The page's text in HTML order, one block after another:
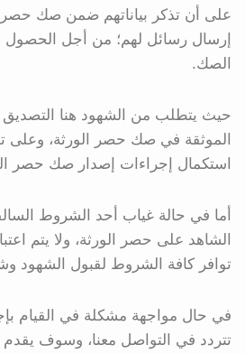
على أن تذكر بياناتهم ضمن صك حصر
إرسال رسائل لهم؛ من أجل
الصك.
حيث يتطلب من الشهود هنا التصديق
الموثقة في صك حصر الورثة، وعلى
استكمال إجراءات إصدار صك حصر
أما في حالة غياب أحد الشروط
الشاهد على حصر الورثة، ولا يتم
توافر كافة الشروط لقبول الشهود
في حال مواجهة مشكلة في القيام
تتردد في التواصل معنا، وسوف